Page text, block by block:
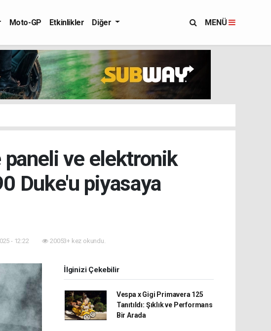
Moto-GP Etkinlikler Diğer MENÜ
ve elektronik
Duke'u piyasaya
- 12:22 20053+ kez okundu.
İlginizi Çekebilir
Vespa x Gigi Primavera 125
Tanıtıldı: Şıklık ve Performans
Bir Arada